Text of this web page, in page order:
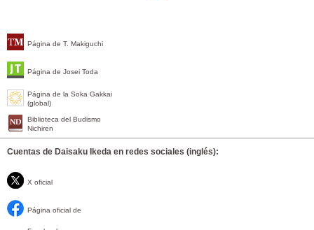
Página de T. Makiguchi
Página de Josei Toda
Página de la Soka Gakkai
(global)
Biblioteca del Budismo
Nichiren
Cuentas de Daisaku Ikeda en redes sociales (inglés):
X oficial
Página oficial de